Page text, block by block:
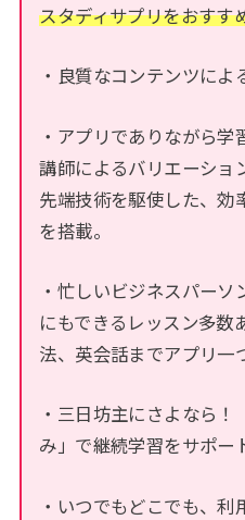
スタディサプリをおすす
・良質なコンテンツに
・アプリでありながら
講師によるバリエーショ
先端技術を駆使した、効
を搭載。
・忙しいビジネスパー
にもできるレッスン多数
法、英会話までアプリ一
・三日坊主にさよなら
み」で継続学習をサポー
・いつでもどこでも、